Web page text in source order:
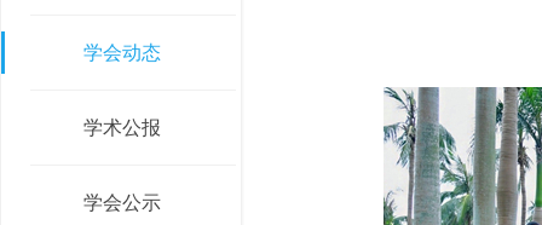
学会动态
学术公报
学会公示